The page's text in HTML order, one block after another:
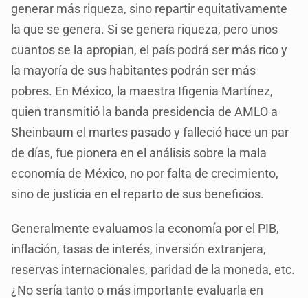
generar más riqueza, sino repartir equitativamente
la que se genera. Si se genera riqueza, pero unos
cuantos se la apropian, el país podrá ser más rico y
la mayoría de sus habitantes podrán ser más
pobres. En México, la maestra Ifigenia Martínez,
quien transmitió la banda presidencia de AMLO a
Sheinbaum el martes pasado y falleció hace un par
de días, fue pionera en el análisis sobre la mala
economía de México, no por falta de crecimiento,
sino de justicia en el reparto de sus beneficios.
Generalmente evaluamos la economía por el PIB,
inflación, tasas de interés, inversión extranjera,
reservas internacionales, paridad de la moneda, etc.
¿No sería tanto o más importante evaluarla en